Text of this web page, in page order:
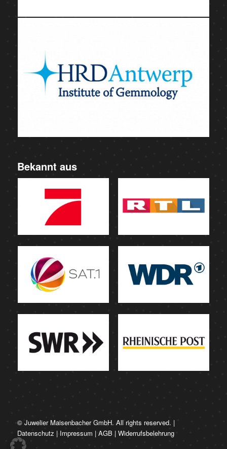
Bekannt aus
© Juwelier Maisenbacher GmbH. All rights reserved. |
Datenschutz | Impressum | AGB | Widerrufsbelehrung